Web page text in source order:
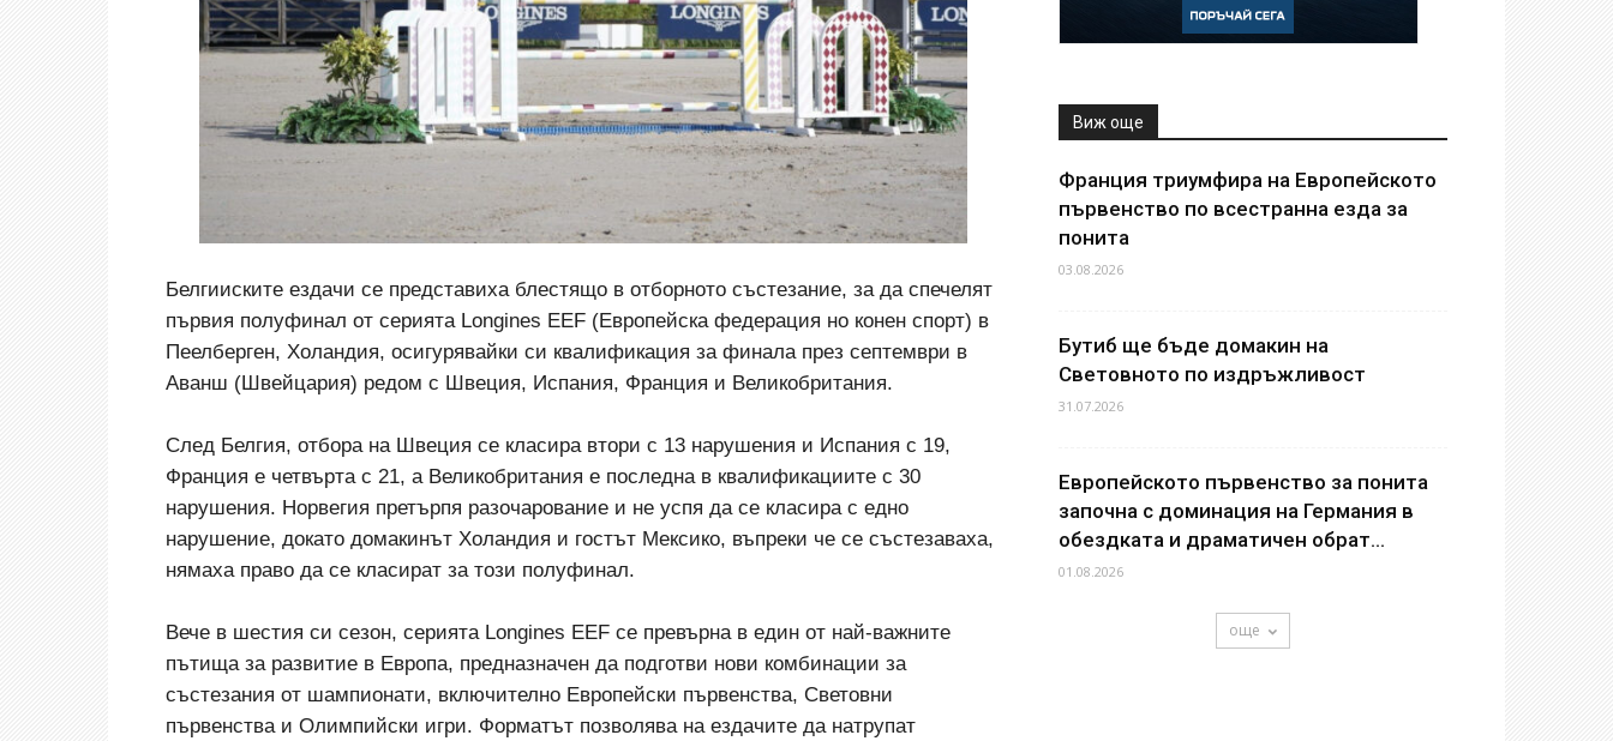
Белгииските ездачи се представиха блестящо в отборното състезание, за да спечелят
първия полуфинал от серията Longines EEF (Европейска федерация но конен спорт) в
Пеелберген, Холандия, осигурявайки си квалификация за финала през септември в
Аванш (Швейцария) редом с Швеция, Испания, Франция и Великобритания.
След Белгия, отбора на Швеция се класира втори с 13 нарушения и Испания с 19,
Франция е четвърта с 21, а Великобритания е последна в квалификациите с 30
нарушения. Норвегия претърпя разочарование и не успя да се класира с едно
нарушение, докато домакинът Холандия и гостът Мексико, въпреки че се състезаваха,
нямаха право да се класират за този полуфинал.
Вече в шестия си сезон, серията Longines EEF се превърна в един от най-важните
пътища за развитие в Европа, предназначен да подготви нови комбинации за
състезания от шампионати, включително Европейски първенства, Световни
първенства и Олимпийски игри. Форматът позволява на ездачите да натрупат
Виж още
Франция триумфира на Европейското
първенство по всестранна езда за
понита
03.08.2026
Бутиб ще бъде домакин на
Световното по издръжливост
31.07.2026
Европейското първенство за понита
започна с доминация на Германия в
обездката и драматичен обрат...
01.08.2026
още